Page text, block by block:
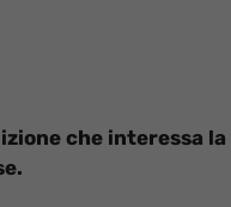
che interessa